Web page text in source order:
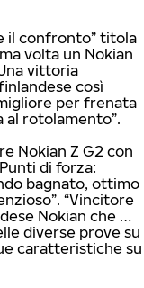
il confronto” titola
volta un Nokian
vittoria
così
per frenata
al rotolamento”.
Nokian Z G2 con
di forza:
bagnato, ottimo
“Vincitore
Nokian che …
diverse prove su
caratteristiche su